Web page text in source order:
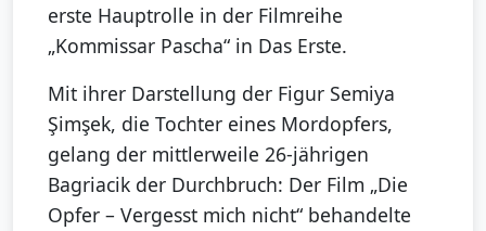
erste Hauptrolle in der Filmreihe
„Kommissar Pascha“ in Das Erste.
Mit ihrer Darstellung der Figur Semiya
Şimşek, die Tochter eines Mordopfers,
gelang der mittlerweile 26-jährigen
Bagriacik der Durchbruch: Der Film „Die
Opfer – Vergesst mich nicht“ behandelte